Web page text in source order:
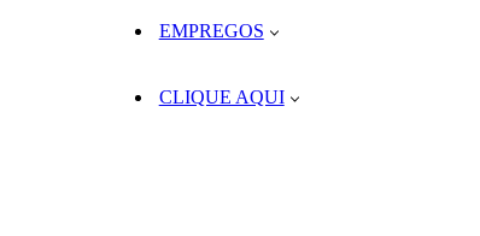
EMPREGOS
CLIQUE AQUI